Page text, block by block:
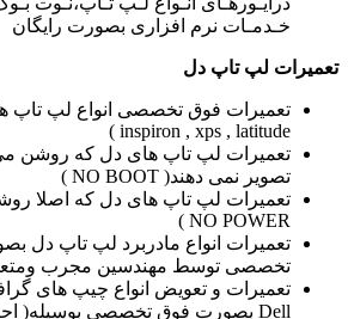
خـدمـات نرم افزاری بصورت رایگان
تعمیرات لپ تاپ دل
inspiron , xps , latitude )
تعمیرات لپ تاپ های دل که روشن
تصویر نمی دهند( NO BOOT )
تعمیرات لپ تاپ های دل که اصلا
NO POWER )
تعمیرات انواع مادربرد لپ تاپ دل
تخصصی توسط مهندسین مجرب
تعمیرات و تعویض انواع چیپ های